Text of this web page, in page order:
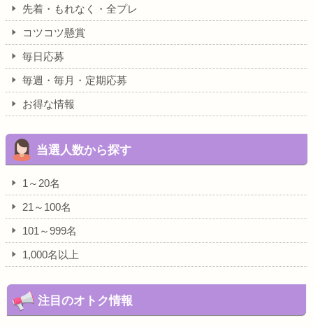
先着・もれなく・全プレ
コツコツ懸賞
毎日応募
毎週・毎月・定期応募
お得な情報
当選人数から探す
1～20名
21～100名
101～999名
1,000名以上
注目のオトク情報